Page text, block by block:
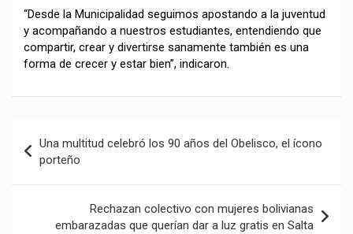
“Desde la Municipalidad seguimos apostando a la juventud
y acompañando a nuestros estudiantes, entendiendo que
compartir, crear y divertirse sanamente también es una
forma de crecer y estar bien”, indicaron.
de
entradas
Una multitud celebró los 90 años del Obelisco, el ícono
porteño
Rechazan colectivo con mujeres bolivianas
embarazadas que querían dar a luz gratis en Salta